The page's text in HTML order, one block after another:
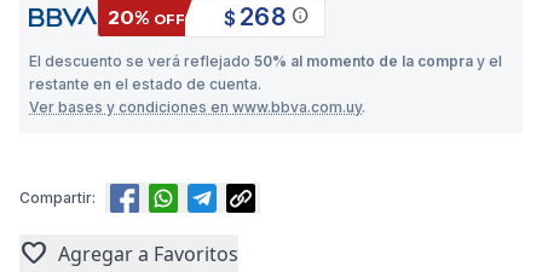
20% OFF $ 268 info
El descuento se verá reflejado 50% al momento de la compra y el
restante en el estado de cuenta.
Ver bases y condiciones en www.bbva.com.uy.
Compartir:
favorite Agregar a Favoritos